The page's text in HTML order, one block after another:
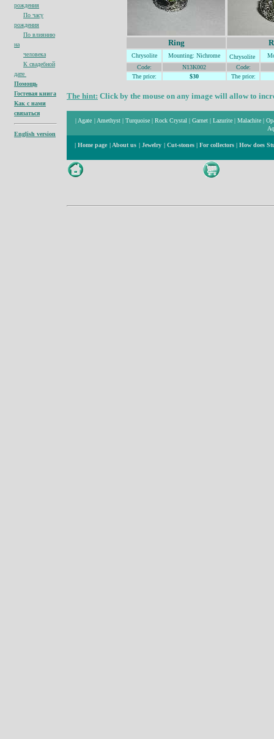
рождения
По часу
рождения
По влиянию
на
человека
К свадебной
дате
Помощь
Гостевая книга
Как с нами
связаться
English version
Ring
Chrysolite Mounting: Nichrome Chrysolite
Code:
N13K002
Code:
The price:
$30 The price:
The hint: Click by the mouse on any image will allow to
| Agate | Amethyst | Turquoise | Rock Crystal | Garnet | Lazurite | Malachite |
| Home page | About us | Jewelry | Cut-stones | For collectors | How does